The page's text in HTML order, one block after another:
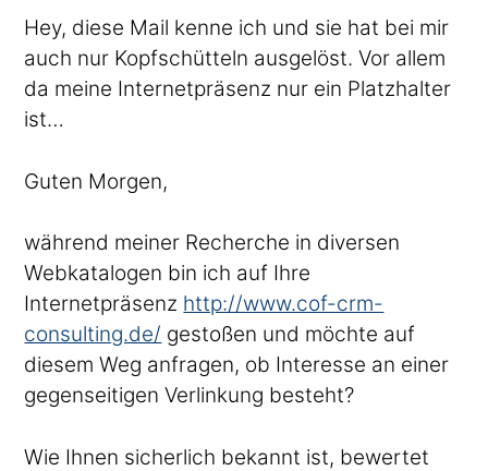
Hey, diese Mail kenne ich und sie hat bei mir
auch nur Kopfschütteln ausgelöst. Vor allem
da meine Internetpräsenz nur ein Platzhalter
ist…
Guten Morgen,
während meiner Recherche in diversen
Webkatalogen bin ich auf Ihre
Internetpräsenz http://www.cof-crm-
consulting.de/ gestoßen und möchte auf
diesem Weg anfragen, ob Interesse an einer
gegenseitigen Verlinkung besteht?
Wie Ihnen sicherlich bekannt ist, bewertet